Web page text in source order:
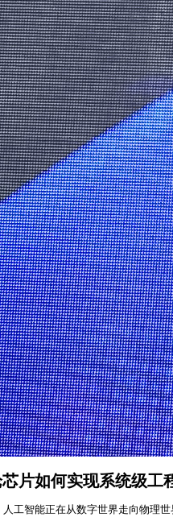
片如何实现系统级工
工智能正在从数字世界走向物理